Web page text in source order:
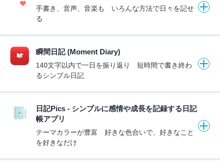
手書き、音声、音楽も いろんな方法で日々を記せ
る
瞬間日記 (Moment Diary)
140文字以内で一日を振り返り 短時間で書き終わ
るシンプル日記
日記Pics - シンプルに感情や成長を記録する日記
帳アプリ
テーマカラーが豊富 好きな色合いで、好きなこと
を好きなだけ